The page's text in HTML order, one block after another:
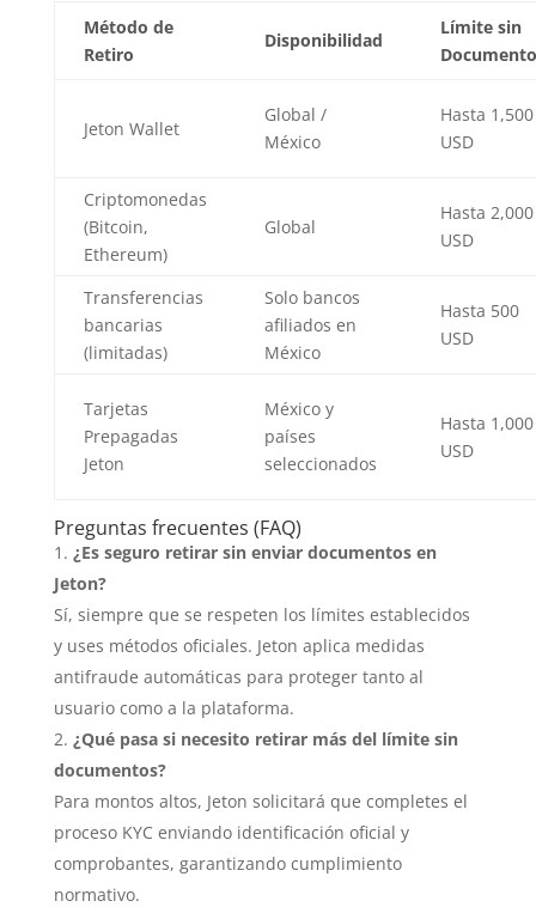
Método de
Retiro
Disponibilidad
Límite sin
Jeton Wallet
Global /
México
Hasta 1,500
USD
Criptomonedas
(Bitcoin,
Ethereum)
Global
Hasta 2,000
USD
Transferencias
bancarias
(limitadas)
Solo bancos
afiliados en
México
Hasta 500
USD
Tarjetas
Prepagadas
Jeton
México y
países
seleccionados
Hasta 1,000
USD
Preguntas frecuentes (FAQ)
¿Es seguro retirar sin enviar documentos en
Jeton?
Sí, siempre que se respeten los límites establecidos
y uses métodos oficiales. Jeton aplica medidas
antifraude automáticas para proteger tanto al
usuario como a la plataforma.
¿Qué pasa si necesito retirar más del límite sin
documentos?
Para montos altos, Jeton solicitará que completes el
proceso KYC enviando identificación oficial y
comprobantes, garantizando cumplimiento
normativo.